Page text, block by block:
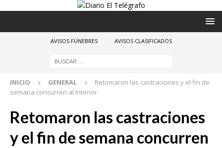
AVISOS FÚNEBRES AVISOS CLASIFICADOS
INICIO GENERAL
Retomaron las castraciones y el fin de
semana concurren al Interior
Retomaron las castraciones
y el fin de semana concurren